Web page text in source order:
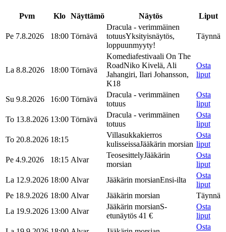
Pvm Klo Näyttämö Näytös Liput
Pe 7.8.2026 18:00 Törnävä
Dracula - verimmäinen
totuusYksityisnäytös,
loppuunmyyty!
Täynnä
La 8.8.2026 18:00 Törnävä
Komediafestivaali On The
RoadNiko Kivelä, Ali
Jahangiri, Ilari Johansson,
K18
Osta
liput
Su 9.8.2026 16:00 Törnävä
Dracula - verimmäinen
totuus
Osta
liput
To 13.8.2026 13:00 Törnävä
Dracula - verimmäinen
totuus
Osta
liput
To 20.8.2026 18:15
Villasukkakierros
kulisseissaJääkärin morsian
Osta
liput
Pe 4.9.2026
18:15 Alvar
TeosesittelyJääkärin
morsian
Osta
liput
La 12.9.2026 18:00 Alvar Jääkärin morsianEnsi-ilta
Osta
liput
Pe 18.9.2026 18:00 Alvar Jääkärin morsian
Täynnä
La 19.9.2026 13:00 Alvar
Jääkärin morsianS-
etunäytös 41 €
Osta
liput
Osta